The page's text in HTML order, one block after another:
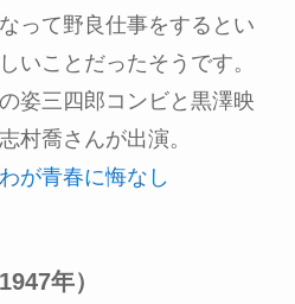
って野良仕事をするとい
いことだったそうです。
姿三四郎コンビと黒澤映
村喬さんが出演。
わが青春に悔なし
年）